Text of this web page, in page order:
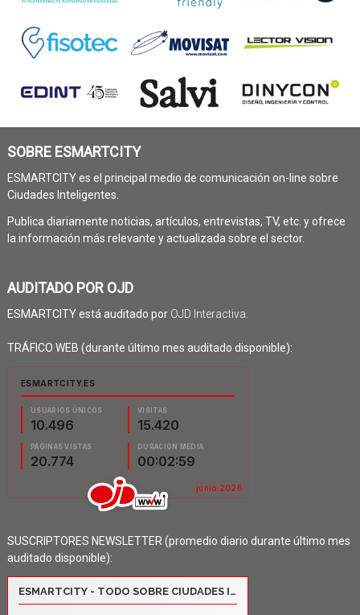
SOBRE ESMARTCITY
ESMARTCITY es el principal medio de comunicación on-line sobre
Ciudades Inteligentes.
Publica diariamente noticias, artículos, entrevistas, TV, etc. y ofrece
la información más relevante y actualizada sobre el sector.
AUDITADO POR OJD
ESMARTCITY está auditado por OJD Interactiva
TRÁFICO WEB (durante último mes auditado disponible):
SUSCRIPTORES NEWSLETTER (promedio diario durante último mes
auditado disponible):